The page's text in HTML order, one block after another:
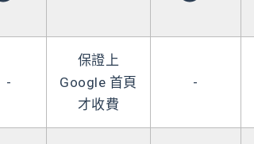
-
保證上
Google 首頁
才收費
-